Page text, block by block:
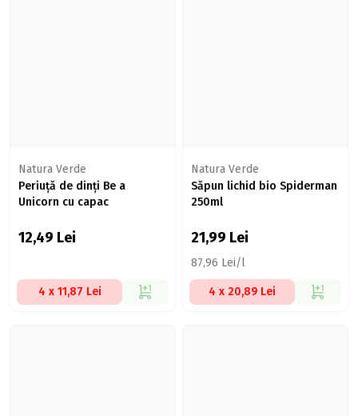
Natura Verde
Periuță de dinți Be a
Unicorn cu capac
12,49 Lei
4 x 11,87 Lei
Natura Verde
Săpun lichid bio Spiderman
250ml
21,99 Lei
87,96 Lei/l
4 x 20,89 Lei